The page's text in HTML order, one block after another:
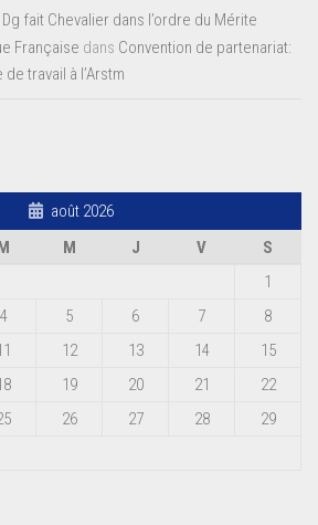
fait Chevalier dans l’ordre du Mérite
Française dans Convention de partenariat:
travail à l’Arstm
août 2026
M J V
S
1
4 5 6 7
8
12 13 14
15
19 20 21
22
26 27 28
29